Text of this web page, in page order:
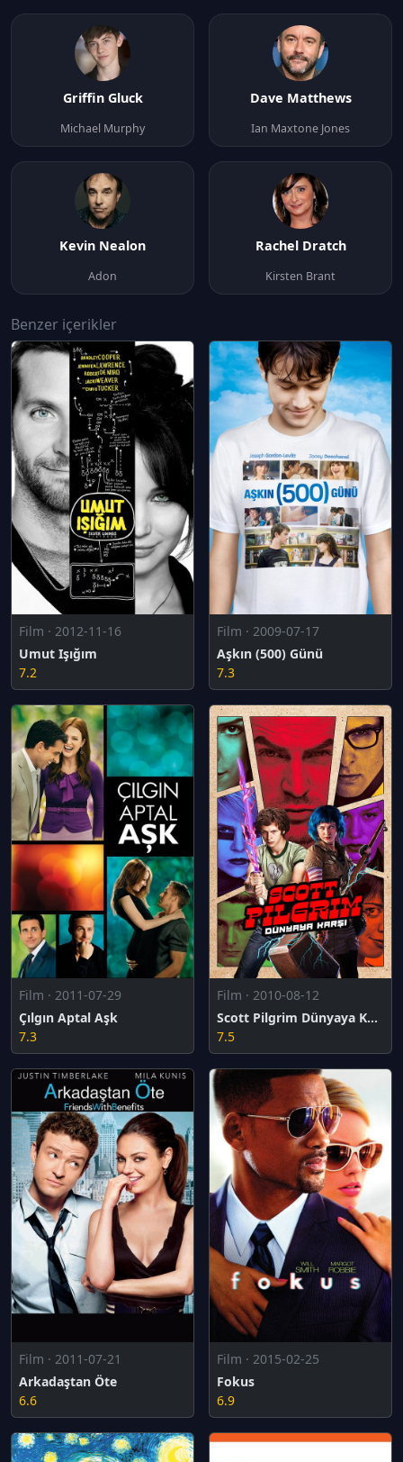
Griffin Gluck
Michael Murphy
Dave Matthews
Ian Maxtone Jones
Kevin Nealon
Adon
Rachel Dratch
Kirsten Brant
Benzer içerikler
Film · 2012-11-16
Umut Işığım
7.2
Film · 2009-07-17
Aşkın (500) Günü
7.3
Film · 2011-07-29
Çılgın Aptal Aşk
7.3
Film · 2010-08-12
Scott Pilgrim Dünyaya Karşı
7.5
Film · 2011-07-21
Arkadaştan Öte
6.6
Film · 2015-02-25
Fokus
6.9